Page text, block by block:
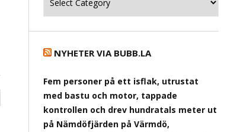
NYHETER VIA BUBB.LA
Fem personer på ett isflak, utrustat
med bastu och motor, tappade
kontrollen och drev hundratals meter ut
på Nämdöfjärden på Värmdö,